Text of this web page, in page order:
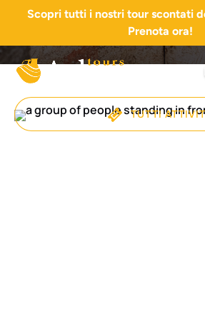
Vai alla navigazione principale
Vai al contenuto
Vai al piè di pagina
Scopri tutti i nostri tour scontati
Prenota ora!
TUTTI